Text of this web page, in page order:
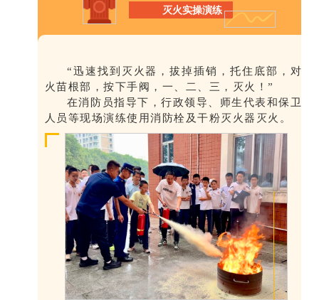
灭火实操演练
“迅速找到灭火器，拔掉插销，托住底部，对准
火苗根部，按下手阀，一、二、三，灭火！”
在消防员指导下，行政领导、师生代表和保卫科
人员等现场演练使用消防栓及干粉灭火器灭火。